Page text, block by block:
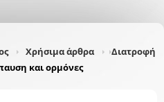
Χρήσιμα άρθρα
Διατροφή
και ορμόνες